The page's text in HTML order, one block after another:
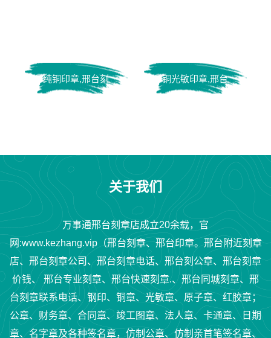
纯铜印章,邢台刻
章的地方
铜光敏印章,邢台
本地刻章
关于我们
万事通邢台刻章店成立20余载，官
网:www.kezhang.vip（邢台刻章、邢台印章。邢台附近刻章
店、邢台刻章公司、邢台刻章电话、邢台刻公章、邢台刻章
价钱、 邢台专业刻章、邢台快速刻章.、邢台同城刻章、邢
台刻章联系电话、钢印、铜章、光敏章、原子章、红胶章；
公章、财务章、合同章、竣工图章、法人章、卡通章、日期
章、名字章及各种签名章，仿制公章、仿制亲首笔签名章、